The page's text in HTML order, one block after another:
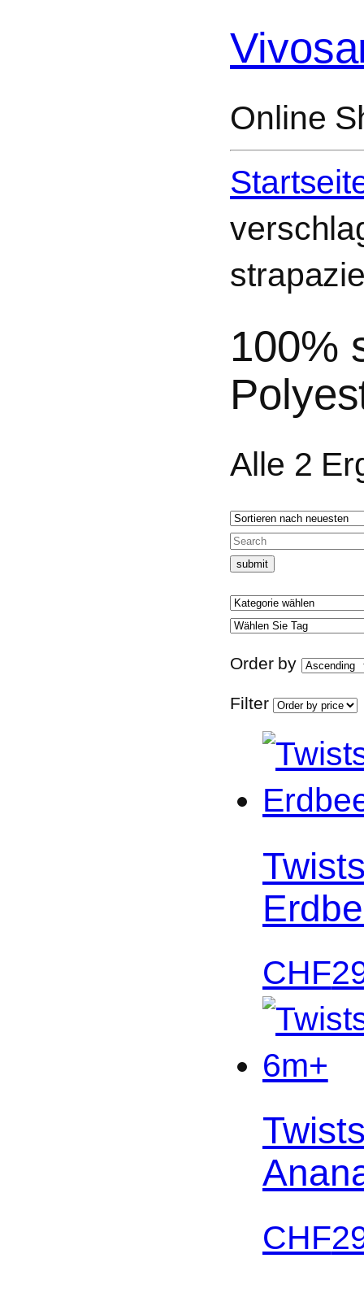
Online
100%
Alle 2
Order by
Filter
CHF
CHF